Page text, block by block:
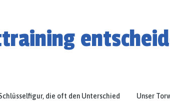
die oft den Unterschied
Unser